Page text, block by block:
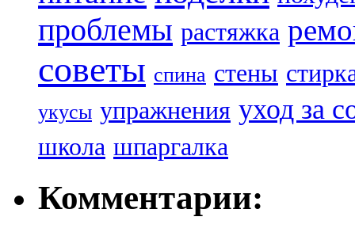
проблемы растяжка
советы спина стены
укусы упражнения уход за
школа шпаргалка
Комментарии: